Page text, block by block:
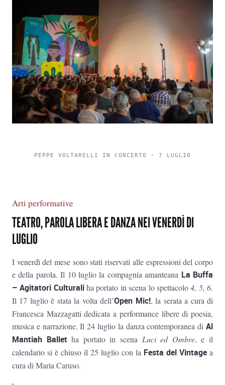
PEPPE VOLTARELLI IN CONCERTO · 7 LUGLIO
Arti performative
TEATRO, PAROLA LIBERA E DANZA NEI VENERDÌ DI
LUGLIO
I venerdì del mese sono stati riservati alle espressioni del corpo
e della parola. Il 10 luglio la compagnia amanteana La Buffa
– Agitatori Culturaliha portato in scena lo spettacolo4, 5, 6.
Il 17 luglio è stata la volta dell’Open Mic!, la serata a cura di
Francesca Mazzagatti dedicata a performance libere di poesia,
musica e narrazione. Il 24 luglio la danza contemporanea di Al
Mantiah Ballet ha portato in scena Luci ed Ombre, e il
calendario si è chiuso il 25 luglio con la Festa del Vintage a
cura di Maria Caruso.